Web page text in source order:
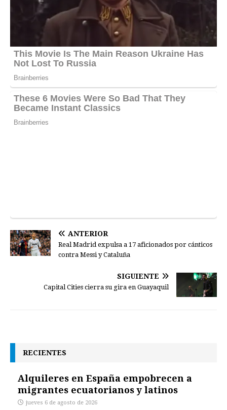
ANTERIOR
Real Madrid expulsa a 17 aficionados por cánticos
contra Messi y Cataluña
SIGUIENTE
Capital Cities cierra su gira en Guayaquil
RECIENTES
Alquileres en España empobrecen a
migrantes ecuatorianos y latinos
jueves 6 de agosto de 2026